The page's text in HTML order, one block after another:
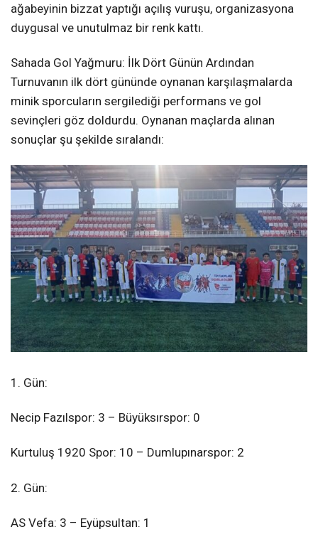
ağabeyinin bizzat yaptığı açılış vuruşu, organizasyona
duygusal ve unutulmaz bir renk kattı.
Sahada Gol Yağmuru: İlk Dört Günün Ardından
Turnuvanın ilk dört gününde oynanan karşılaşmalarda
minik sporcuların sergilediği performans ve gol
sevinçleri göz doldurdu. Oynanan maçlarda alınan
sonuçlar şu şekilde sıralandı:
1. Gün:
Necip Fazılspor: 3 – Büyüksırspor: 0
Kurtuluş 1920 Spor: 10 – Dumlupınarspor: 2
2. Gün:
AS Vefa: 3 – Eyüpsultan: 1